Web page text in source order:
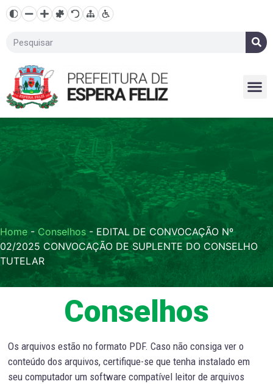
Home - Conselhos- EDITAL DE CONVOCAÇÃO Nº
02/2025 CONVOCAÇÃO DE SUPLENTE DO CONSELHO
TUTELAR
Conselhos
Os arquivos estão no formato PDF. Caso não consiga ver o
conteúdo dos arquivos, certifique-se que tenha instalado em
seu computador um software compatível leitor de arquivos